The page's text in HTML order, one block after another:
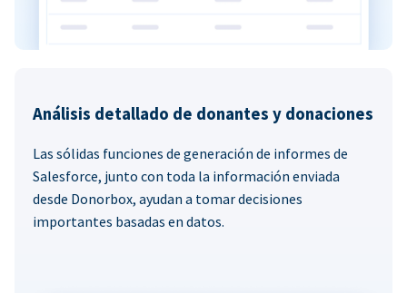
Análisis detallado de donantes y donaciones
Las sólidas funciones de generación de informes de
Salesforce, junto con toda la información enviada
desde Donorbox, ayudan a tomar decisiones
importantes basadas en datos.